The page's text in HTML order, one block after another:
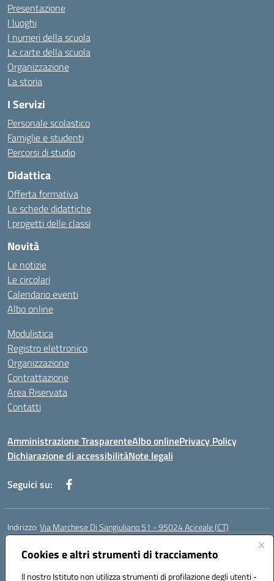
Cookies e altri strumenti di tracciamento
Il nostro Istituto non utilizza strumenti di profilazione degli utenti -
Presentazione
I luoghi
I numeri della scuola
Le carte della scuola
Organizzazione
La storia
I Servizi
Personale scolastico
Famiglie e studenti
Percorsi di studio
Didattica
Offerta formativa
Le schede didattiche
I progetti delle classi
Novità
Le notizie
Le circolari
Calendario eventi
Albo online
Modulistica
Registro elettronico
Organizzazione
Contrattazione
Area Riservata
Contatti
Amministrazione TrasparenteAlbo onlinePrivacy Policy
Dichiarazione di accessibilitàNote legali
Seguici su:
Indirizzo:Via Marchese Di Sangiuliano 51 - 95024 Acireale (CT)
Centralino:
Posta elettronica certificata (PEC):ctic8at00b@pec.istruzione.it
Codice fiscale: 81001970870